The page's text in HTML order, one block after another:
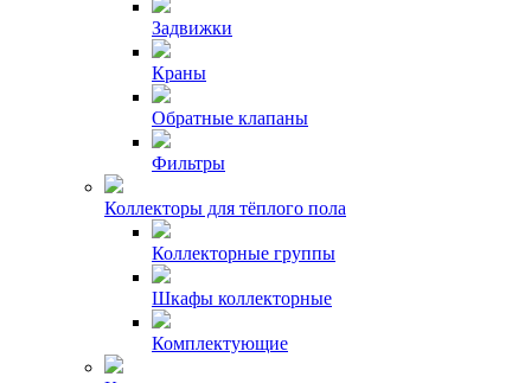
Задвижки
Краны
Обратные клапаны
Фильтры
Коллекторы для тёплого пола
Коллекторные группы
Шкафы коллекторные
Комплектующие